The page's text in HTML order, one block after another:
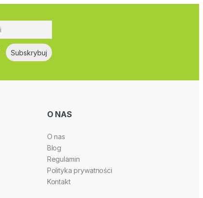
O NAS
O nas
Blog
Regulamin
Polityka prywatności
Kontakt